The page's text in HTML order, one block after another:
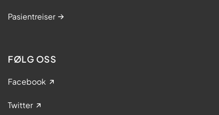
Pasientreiser
FØLG OSS
Facebook
Twitter